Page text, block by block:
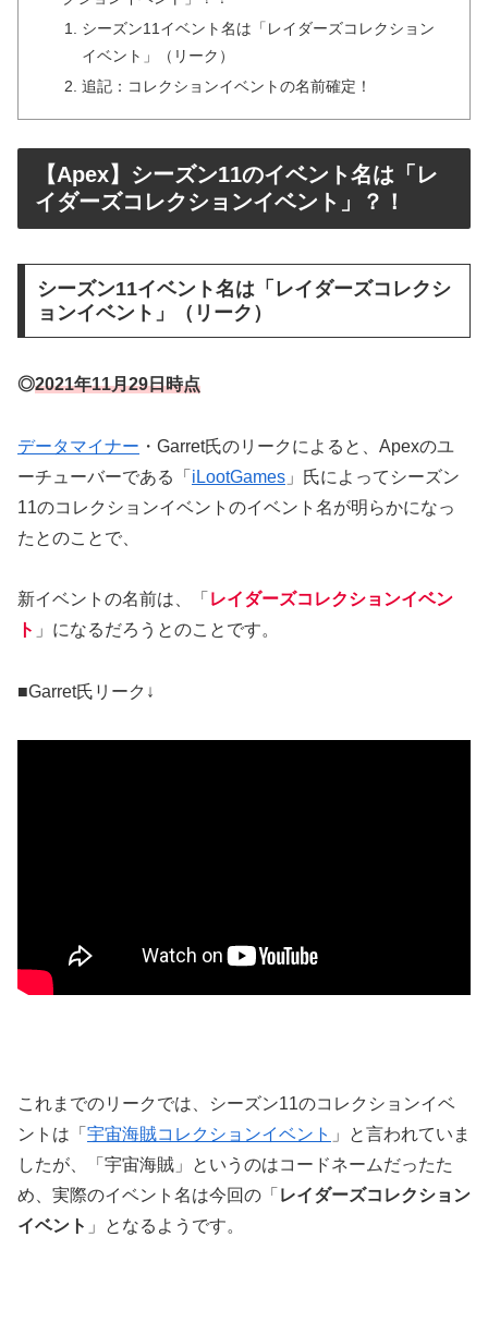
シーズン11イベント名は「レイダーズコレクション
イベント」（リーク）
追記：コレクションイベントの名前確定！
【Apex】シーズン11のイベント名は「レ
イダーズコレクションイベント」？！
シーズン11イベント名は「レイダーズコレクシ
ョンイベント」（リーク）
◎2021年11月29日時点
データマイナー ・Garret氏のリークによると、Apexのユ
ーチューバーである「 iLootGames 」氏によってシーズン
11のコレクションイベントのイベント名が明らかになっ
たとのことで、
新イベントの名前は、「 レイダーズコレクションイベン
ト 」になるだろうとのことです。
■Garret氏リーク↓
これまでのリークでは、シーズン11のコレクションイベ
ントは「 宇宙海賊コレクションイベント 」と言われていま
したが、「宇宙海賊」というのはコードネームだったた
め、実際のイベント名は今回の「 レイダーズコレクション
イベント 」となるようです。